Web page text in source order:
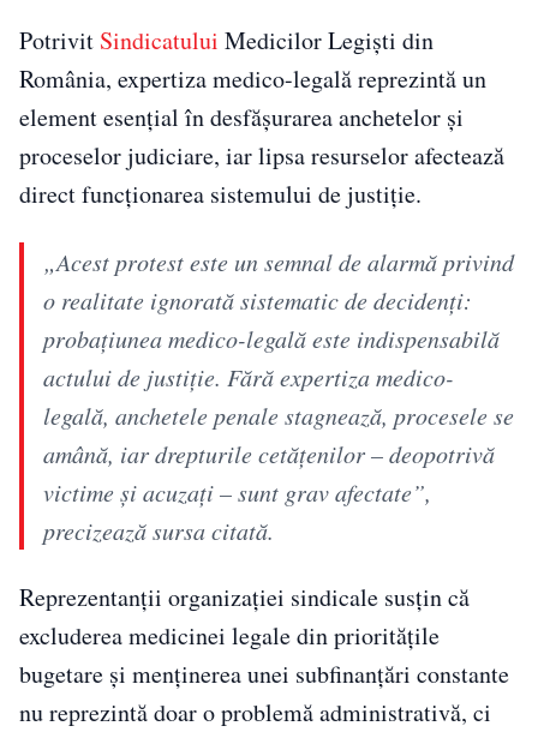
Potrivit Sindicatului Medicilor Legiști din
România, expertiza medico-legală reprezintă un
element esențial în desfășurarea anchetelor și
proceselor judiciare, iar lipsa resurselor afectează
direct funcționarea sistemului de justiție.
„Acest protest este un semnal de alarmă privind
o realitate ignorată sistematic de decidenţi:
probaţiunea medico-legală este indispensabilă
actului de justiţie. Fără expertiza medico-
legală, anchetele penale stagnează, procesele se
amână, iar drepturile cetăţenilor – deopotrivă
victime şi acuzaţi – sunt grav afectate”,
precizează sursa citată.
Reprezentanții organizației sindicale susțin că
excluderea medicinei legale din prioritățile
bugetare și menținerea unei subfinanțări constante
nu reprezintă doar o problemă administrativă, ci